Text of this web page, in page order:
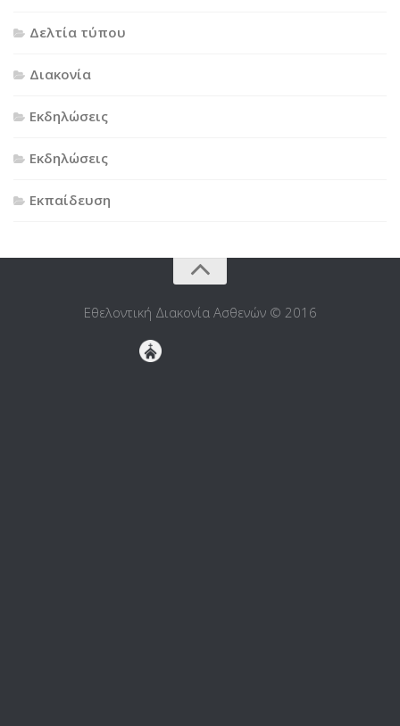
Δελτία τύπου
Διακονία
Εκδηλώσεις
Εκδηλώσεις
Εκπαίδευση
Εθελοντική Διακονία Ασθενών © 2016